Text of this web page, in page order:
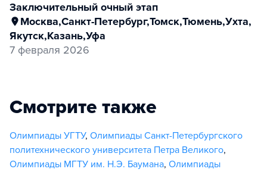
заключительный очный этап
Москва,Санкт-Петербург,Томск,Тюмень,Ухта,
Якутск,Казань,Уфа
7 февраля 2026
Смотрите также
Олимпиады УГТУ, Олимпиады Санкт-Петербургского
политехнического университета Петра Великого,
Олимпиады МГТУ им. Н.Э. Баумана, Олимпиады